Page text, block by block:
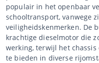
populair in het openbaar
schooltransport, vanwege
veiligheidskenmerken. De
krachtige dieselmotor die
werking, terwijl het
te bieden in diverse